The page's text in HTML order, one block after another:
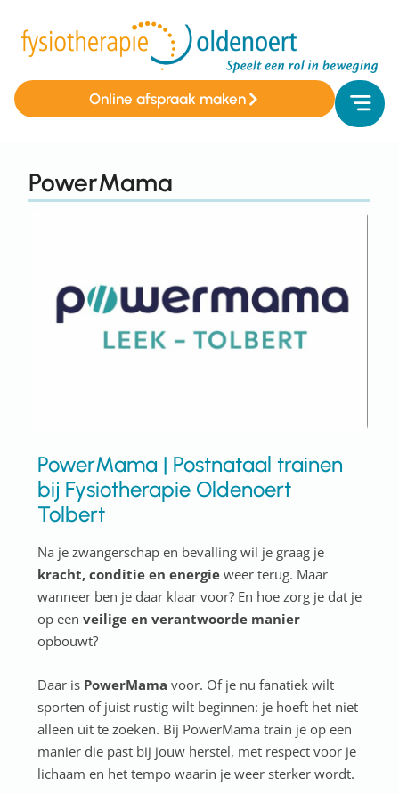
Online afspraak maken
PowerMama
PowerMama | Postnataal trainen
bij Fysiotherapie Oldenoert
Tolbert
Na je zwangerschap en bevalling wil je graag je
kracht, conditie en energie weer terug. Maar
wanneer ben je daar klaar voor? En hoe zorg je dat je
op een veilige en verantwoorde manier
opbouwt?
Daar is PowerMama voor. Of je nu fanatiek wilt
sporten of juist rustig wilt beginnen: je hoeft het niet
alleen uit te zoeken. Bij PowerMama train je op een
manier die past bij jouw herstel, met respect voor je
lichaam en het tempo waarin je weer sterker wordt.